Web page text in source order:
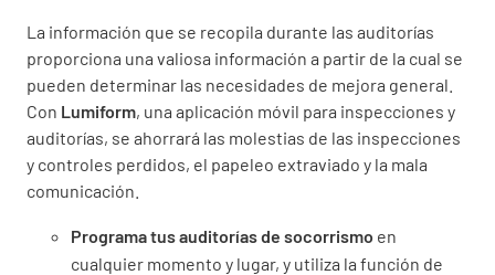
La información que se recopila durante las auditorías
proporciona una valiosa información a partir de la cual se
pueden determinar las necesidades de mejora general.
Con Lumiform, una aplicación móvil para inspecciones y
auditorías, se ahorrará las molestias de las inspecciones
y controles perdidos, el papeleo extraviado y la mala
comunicación.
Programa tus auditorías de socorrismo en
cualquier momento y lugar, y utiliza la función de